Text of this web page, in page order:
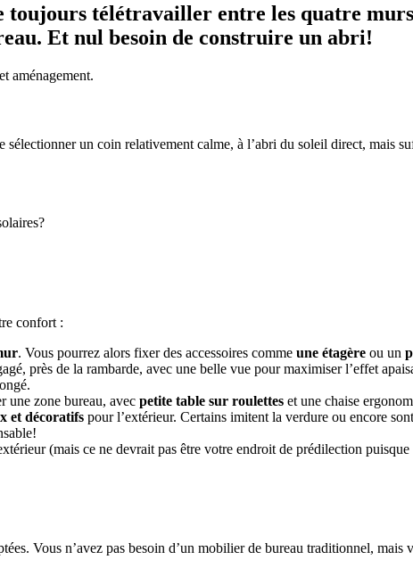
toujours télétravailler entre les quatre
Et nul besoin de construire un abri!
aménagement.
sélectionner un coin relativement calme, à l’abri du soleil direct, mais
confort :
. Vous pourrez alors fixer des accessoires comme une étagère ou un
près de la rambarde, avec une belle vue pour maximiser l’effet
une zone bureau, avec petite table sur roulettes et une chaise
et décoratifs pour l’extérieur. Certains imitent la verdure ou encore
(mais ce ne devrait pas être votre endroit de prédilection
Vous n’avez pas besoin d’un mobilier de bureau traditionnel,